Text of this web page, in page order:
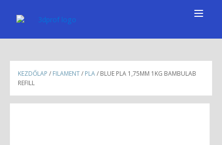
KEZDŐLAP / FILAMENT/ PLA/ BLUE PLA 1,75MM 1KG BAMBULAB
REFILL